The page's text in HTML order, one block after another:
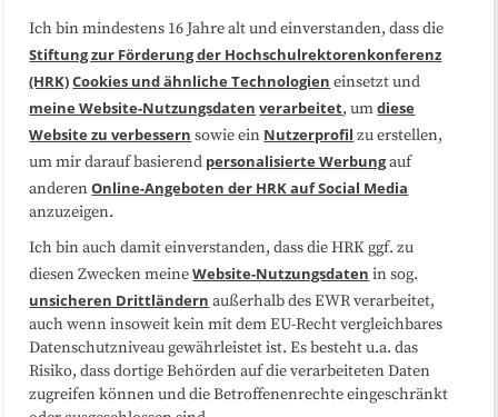
Über uns FAQ
Medienarbeit Kooperationen
Datenschutzerklärung Impressum
Sitemap
Folgen Sie uns
Ich bin mindestens 16 Jahre alt und einverstanden, dass die
Stiftung zur Förderung der Hochschulrektorenkonferenz
(HRK)Cookies und ähnliche Technologien einsetzt und
meine Website-Nutzungsdaten verarbeitet, umdiese
Website zu verbessern sowie ein Nutzerprofil zu erstellen,
um mir darauf basierend personalisierte Werbungauf
anderenOnline-Angeboten der HRK auf Social Media
anzuzeigen.
Ich bin auch damit einverstanden, dass die HRK ggf. zu
diesen Zwecken meineWebsite-Nutzungsdaten in sog.
unsicheren Drittländern außerhalb des EWR verarbeitet,
auch wenn insoweit kein mit dem EU-Recht vergleichbares
Datenschutzniveau gewährleistet ist. Es besteht u.a. das
Risiko, dass dortige Behörden auf die verarbeiteten Daten
zugreifen können und die Betroffenenrechte eingeschränkt